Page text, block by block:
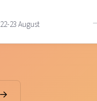
22-23 August